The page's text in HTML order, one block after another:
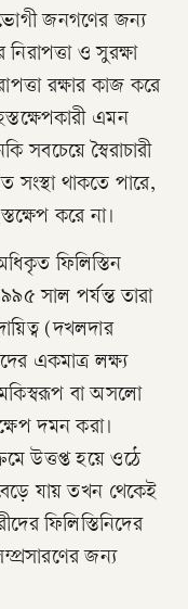
জনগণের জন্য
ও সুরক্ষা
রক্ষার কাজ করে
এমন
স্বৈরাচারী
সংস্থা থাকতে পারে,
করে না।
ফিলিস্তিন
সাল পর্যন্ত তারা
(দখলদার
একমাত্র লক্ষ্য
বা অসলো
দমন করা।
উত্তপ্ত হয়ে ওঠে
যায় তখন থেকেই
ফিলিস্তিনিদের
জন্য